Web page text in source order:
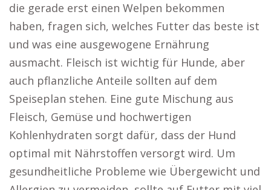
die gerade erst einen Welpen bekommen
haben, fragen sich, welches Futter das beste ist
und was eine ausgewogene Ernährung
ausmacht. Fleisch ist wichtig für Hunde, aber
auch pflanzliche Anteile sollten auf dem
Speiseplan stehen. Eine gute Mischung aus
Fleisch, Gemüse und hochwertigen
Kohlenhydraten sorgt dafür, dass der Hund
optimal mit Nährstoffen versorgt wird. Um
gesundheitliche Probleme wie Übergewicht und